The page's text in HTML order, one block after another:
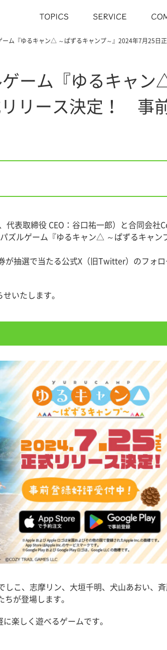
ーム『ゆるキャン△ ～ぱずるキャンプ～』2024年7月25
ーム『ゆるキャ
リース決定！ 事
表取締役 CEO：谷口祐一郎）と合同会社
ズルゲーム『ゆるキャン△ ～ぱずるキャ
が抽選で当たる公式X（旧Twitter）のフォ
いたします。
こ、志摩リン、大垣千明、犬山あおい、
が登場します。
楽しく遊べるゲームです。